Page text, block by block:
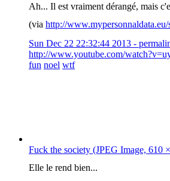
Ah... Il est vraiment dérangé, mais
(via http://
Sun Dec 22 22:32:44 2013 -
http://www.youtube.com/
fun noel wtf
Fuck the society (JPEG Image, 610
Elle le rend bien...